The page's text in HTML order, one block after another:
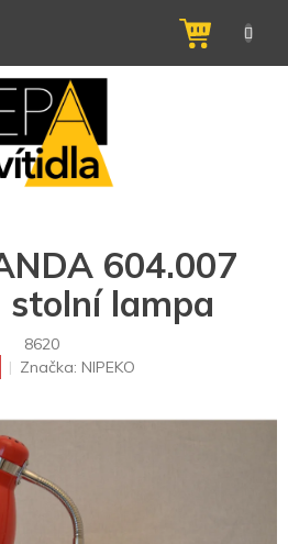
NÁKUPNÍ
KOŠÍK
604.007
stolní lampa
8620
Značka: NIPEKO